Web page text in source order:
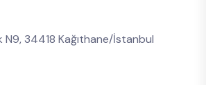
N9, 34418 Kağıthane/İstanbul